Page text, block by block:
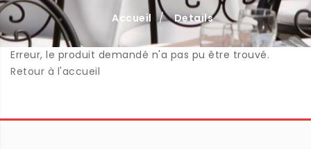
Accueil / Details
Erreur, le produit demandé n'a pas pu être trouvé.
Retour à l'accueil